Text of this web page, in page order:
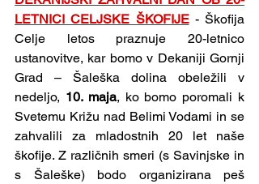
LETNICI CELJSKE ŠKOFIJE - Škofija
Celje letos praznuje 20-letnico
ustanovitve, kar bomo v Dekaniji Gornji
Grad – Šaleška dolina obeležili v
nedeljo, 10. maja, ko bomo poromali k
Svetemu Križu nad Belimi Vodami in se
zahvalili za mladostnih 20 let naše
škofije. Z različnih smeri (s Savinjske in
s Šaleške) bodo organizirana peš